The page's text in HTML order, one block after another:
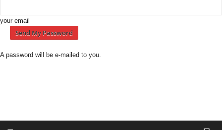
your email
A password will be e-mailed to you.
n